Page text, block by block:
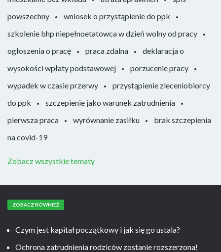
powszechny
wniosek o przystąpienie do ppk
szkolenie bhp niepełnoetatowca w dzień wolny od pracy
ogłoszenia o pracę
praca zdalna
deklaracja o
wysokości wpłaty podstawowej
porzucenie pracy
wypadek w czasie przerwy
przystąpienie zleceniobiorcy
do ppk
szczepienie jako warunek zatrudnienia
pierwsza praca
wyrównanie zasiłku
brak szczepienia
na covid-19
Zobacz wszystkie tematy
ZOBACZ RÓWNIEŻ
Czym jest kapitał początkowy i jak się go ustala?
Ochrona zatrudnienia rodziców zostanie rozszerzona!